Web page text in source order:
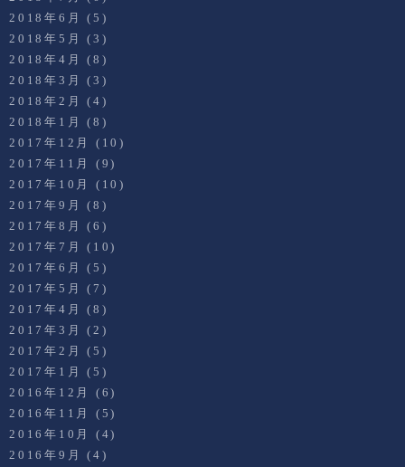
2018年6月
(5)
2018年5月
(3)
2018年4月
(8)
2018年3月
(3)
2018年2月
(4)
2018年1月
(8)
2017年12月
(10)
2017年11月
(9)
2017年10月
(10)
2017年9月
(8)
2017年8月
(6)
2017年7月
(10)
2017年6月
(5)
2017年5月
(7)
2017年4月
(8)
2017年3月
(2)
2017年2月
(5)
2017年1月
(5)
2016年12月
(6)
2016年11月
(5)
2016年10月
(4)
2016年9月
(4)